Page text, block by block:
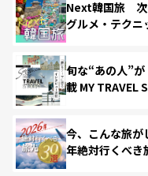
Next韓国旅 次
グルメ・テクニ
旬な“あの人”
載 MY TRAVEL
今、こんな旅が
年絶対行くべき